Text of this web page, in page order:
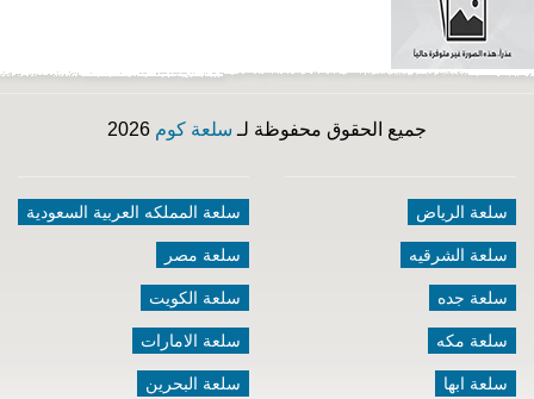
جميع الحقوق محفوظة لـ سلعة كوم
سلعة الرياض
سلعة الشرقيه
سلعة جده
سلعة مكه
سلعة ابها
سلعة المملكه العربية السعودية
سلعة مصر
سلعة الكويت
سلعة الامارات
سلعة البحرين